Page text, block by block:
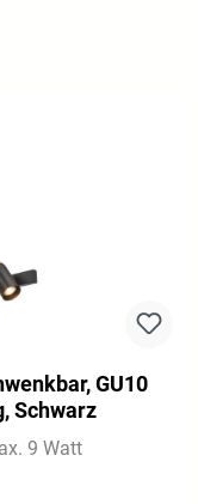
GU10
Schwarz
9 Watt